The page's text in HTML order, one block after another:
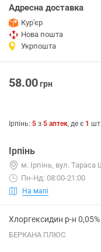
Адресна доставка
Кур'єр
Нова пошта
Укрпошта
58.00грн
Ірпінь: 5 з 5 аптек, де є 1 шт.
Ірпінь
м. Ірпінь, вул.
Пн-Нд: 08:00-21:00
На мапі
Хлоргексидин р-н
БЕРКАНА ПЛЮС